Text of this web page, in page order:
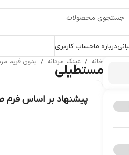
درباره ماحساب کاربری
خانه / عینک مردانه / بدون فریم
مستطیلی
پیشنهاد بر اساس فرم